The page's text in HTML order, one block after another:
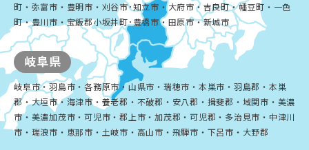
町・弥富市・豊明市・刈谷市･知立市・大府市・吉良町・幡豆町・一色
町・豊川市・宝飯郡小坂井町･豊橋市・田原市・新城市
岐阜県
岐阜市・羽島市・各務原市・山県市・瑞穂市・本巣市・羽島郡・本巣
郡・大垣市・海津市・養老郡・不破郡・安八郡・揖斐郡・域関市・美濃
市・美濃加茂市・可児市・郡上市・加茂郡・可児郡・多治見市・中津川
市・瑞浪市・恵那市・土岐市・高山市・飛騨市・下呂市・大野郡